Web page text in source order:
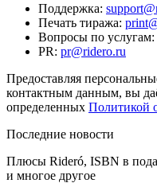
Поддержка:
Печать тиража:
Вопросы по услугам:
PR: pr@ridero.ru
Предоставляя
контактным данным, вы
определенных Политикой
Последние новости
Плюсы Rideró, ISBN в
и многое другое